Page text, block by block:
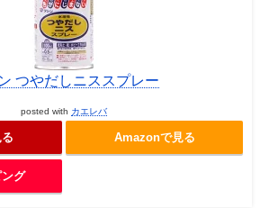
つやだしニススプレー
posted with カエレバ
Amazonで見る
グ